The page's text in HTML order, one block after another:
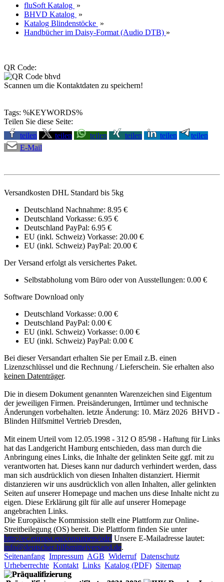
fluSoft Katalog »
BHVD Katalog »
Katalog Blindenstöcke »
Handbücher im Daisy-Format (Audio DTB) »
QR Code:
Scannen um die Kontaktdaten zu speichern!
Tags: %KEYWORDS%
Teilen Sie diese Seite:
teilen
teilen teilen teilen teilen
teilen
E-Mail
Versandkosten DHL Standard bis 5kg
Deutschland Nachnahme: 8.95 €
Deutschland Vorkasse: 6.95 €
Deutschland PayPal: 6.95 €
EU (inkl. Schweiz) Vorkasse: 20.00 €
EU (inkl. Schweiz) PayPal: 20.00 €
Der Versand erfolgt als versichertes Paket.
Selbstabholung vom Büro oder von Ausstellungen: 0.00 €
Software Download only
Deutschland Vorkasse: 0.00 €
Deutschland PayPal: 0.00 €
EU (inkl. Schweiz) Vorkasse: 0.00 €
EU (inkl. Schweiz) PayPal: 0.00 €
Bei dieser Versandart erhalten Sie per Email z.B. einen
Lizenzschlüssel und die Rechnung / Lieferschein. Sie erhalten also
keinen Datenträger.
Die in diesem Dokument genannten Warenzeichen sind Eigentum
der jeweiligen Firmen. Preisänderungen, Irrtümer und technische
Änderungen vorbehalten. letzte Änderung: 10. März 2026 BHVD -
Blinden Hilfsmittel Vertrieb Dresden,
Mit einem Urteil vom 12.05.1998 - 312 O 85/98 - Haftung für Links
hat das Landgericht Hamburg entschieden, dass man durch die
Anbringung eines Links, die Inhalte der gelinkten Seite ggf. mit zu
verantworten hat. Dieses kann nur dadurch verhindert werden, dass
man sich ausdrücklich von diesen Inhalten distanziert. Hiermit
distanzieren wir uns ausdrücklich von allen Inhalten, aller gelinkten
Seiten auf unserer Homepage und machen uns diese Inhalte nicht zu
eigen. Diese Erklärung gilt für alle auf unserer Homepage
angebrachten Links.
Die Europäische Kommission stellt eine Plattform zur Online-
Streitbeilegung (OS) bereit. Die Plattform finden Sie unter
http://ec.europa.eu/consumers/odr/Unsere E-Mailadresse lautet:
info@deutscher-hilfsmittelversand.de.
Seitenanfang Impressum AGB Widerruf Datenschutz
Urheberrechte Kontakt Links Katalog (PDF) Sitemap